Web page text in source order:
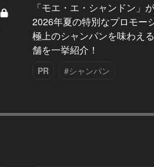
「モエ・エ・シャンドン」が
2026年夏の特別なプロモー
極上のシャンパンを味わえ
舗を一挙紹介！
PR #シャンパン